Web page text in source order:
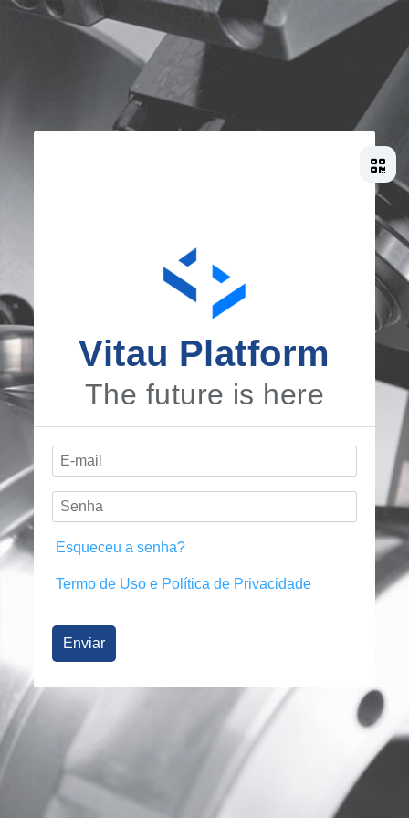
Vitau Platform
The future is here
Esqueceu a senha?
Termo de Uso e Política de Privacidade
Enviar